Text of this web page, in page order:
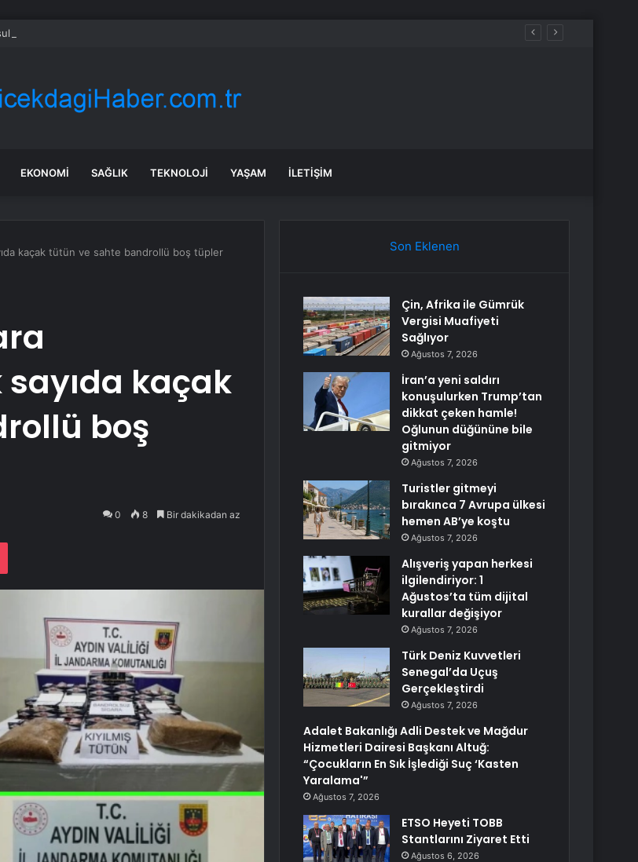
Trump’tan dikkat çeken hamle! Oğlunun düğününe bile gitmiyor
EKONOMI SAĞLIK TEKNOLOJI YAŞAM İLETIŞIM
kaçak tütün ve sahte bandrollü boş tüpler
kaçak
boş
0 8 Bir dakikadan az
Pocket
Son Eklenen
Çin, Afrika ile Gümrük
Vergisi Muafiyeti
Sağlıyor
Ağustos 7, 2026
İran’a yeni saldırı
konuşulurken Trump’tan
dikkat çeken hamle!
Oğlunun düğününe bile
gitmiyor
Ağustos 7, 2026
Turistler gitmeyi
bırakınca 7 Avrupa ülkesi
hemen AB’ye koştu
Ağustos 7, 2026
Alışveriş yapan herkesi
ilgilendiriyor: 1
Ağustos’ta tüm dijital
kurallar değişiyor
Ağustos 7, 2026
Türk Deniz Kuvvetleri
Senegal’da Uçuş
Gerçekleştirdi
Ağustos 7, 2026
Adalet Bakanlığı Adli Destek ve Mağdur
Hizmetleri Dairesi Başkanı Altuğ:
“Çocukların En Sık İşlediği Suç ‘Kasten
Yaralama'”
Ağustos 7, 2026
ETSO Heyeti TOBB
Stantlarını Ziyaret Etti
Ağustos 6, 2026